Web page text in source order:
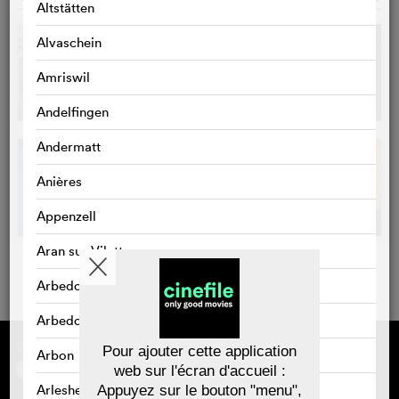
Altstätten
Alvaschein
Amriswil
Andelfingen
Andermatt
Anières
Appenzell
Aran sur Vilette
Arbedo
Arbedo-Castione
Arbon
Arlesheim
Sponsorisé par
À propos de cinefile
S'inscrire/s'abonner
Newsletter
FAQ
Pour ajouter cette application
web sur l'écran d'accueil :
Appuyez sur le bouton "menu",